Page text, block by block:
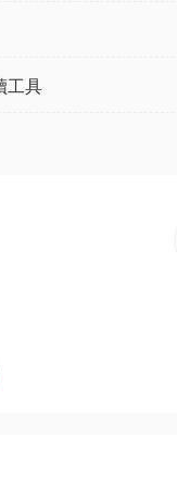
工具